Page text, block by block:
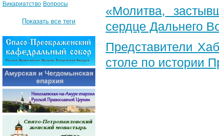
«Молитва,
сердце Дальнего
Представители
столе по истории
Викариатство Вопросы
Показать все теги